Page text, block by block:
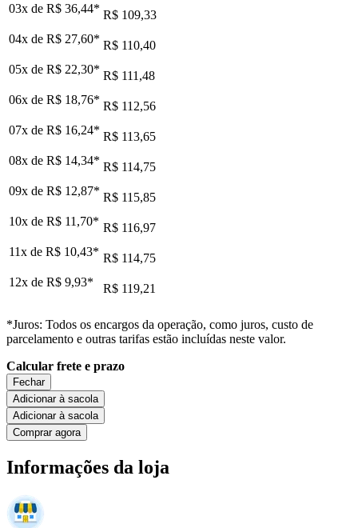
03x de R$ 36,44* R$ 109,33
04x de R$ 27,60* R$ 110,40
05x de R$ 22,30* R$ 111,48
06x de R$ 18,76* R$ 112,56
07x de R$ 16,24* R$ 113,65
08x de R$ 14,34* R$ 114,75
09x de R$ 12,87* R$ 115,85
10x de R$ 11,70* R$ 116,97
11x de R$ 10,43* R$ 114,75
12x de R$ 9,93* R$ 119,21
*Juros: Todos os encargos da operação, como juros, custo de
parcelamento e outras tarifas estão incluídas neste valor.
Calcular frete e prazo
Fechar
Adicionar à sacola
Adicionar à sacola
Comprar agora
Informações da loja